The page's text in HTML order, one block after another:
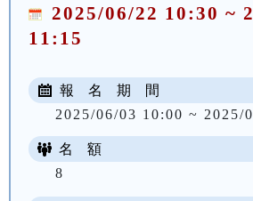
2025/06/22 10:30 ~
11:15
報 名 期 間
2025/06/03 10:00 ~ 2025/
名 額
8